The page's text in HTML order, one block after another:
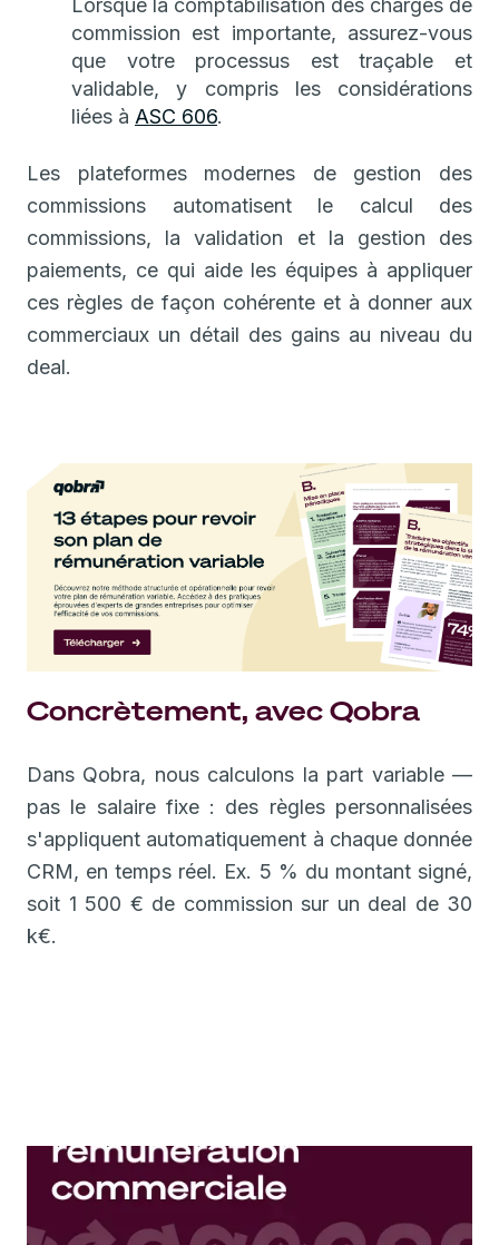
Lorsque la comptabilisation des charges de
commission est importante, assurez-vous
que votre processus est traçable et
validable, y compris les considérations
liées à ASC 606.
Les plateformes modernes de gestion des
commissions automatisent le calcul des
commissions, la validation et la gestion des
paiements, ce qui aide les équipes à appliquer
ces règles de façon cohérente et à donner aux
commerciaux un détail des gains au niveau du
deal.
Concrètement, avec Qobra
Dans Qobra, nous calculons la part variable —
pas le salaire fixe : des règles personnalisées
s'appliquent automatiquement à chaque donnée
CRM, en temps réel. Ex. 5 % du montant signé,
soit 1 500 € de commission sur un deal de 30
k€.